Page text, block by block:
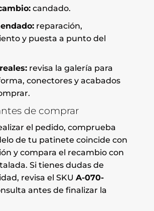
candado.
reparación,
y puesta a punto del
revisa la galería para
conectores y acabados
de comprar
el pedido, comprueba
de tu patinete coincide con
y compara el recambio con
Si tienes dudas de
revisa el SKU A-070-
antes de finalizar la